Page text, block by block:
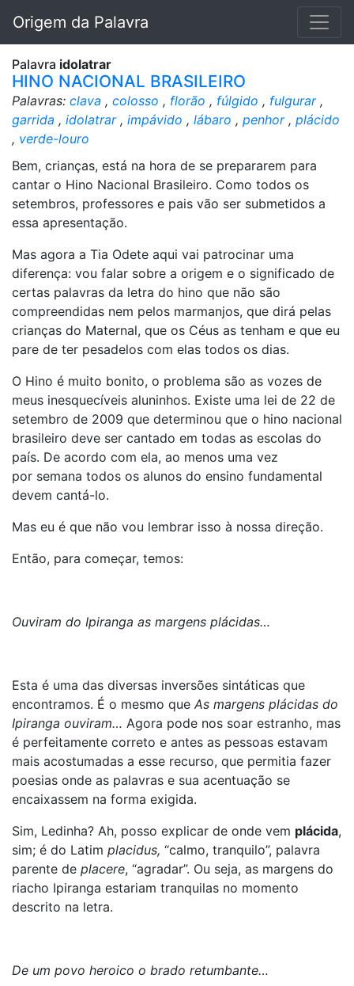
Origem da Palavra
Palavra idolatrar
HINO NACIONAL BRASILEIRO
Palavras: clava , colosso , florão , fúlgido , fulgurar,
garrida , idolatrar, impávido , lábaro , penhor, plácido
, verde-louro
Bem, crianças, está na hora de se prepararem para
cantar o Hino Nacional Brasileiro. Como todos os
setembros, professores e pais vão ser submetidos a
essa apresentação.
Mas agora a Tia Odete aqui vai patrocinar uma
diferença: vou falar sobre a origem e o significado de
certas palavras da letra do hino que não são
compreendidas nem pelos marmanjos, que dirá pelas
crianças do Maternal, que os Céus as tenham e que eu
pare de ter pesadelos com elas todos os dias.
O Hino é muito bonito, o problema são as vozes de
meus inesquecíveis aluninhos. Existe uma lei de 22 de
setembro de 2009 que determinou que o hino nacional
brasileiro deve ser cantado em todas as escolas do
país. De acordo com ela, ao menos uma vez
por semana todos os alunos do ensino fundamental
devem cantá-lo.
Mas eu é que não vou lembrar isso à nossa direção.
Então, para começar, temos:
Ouviram do Ipiranga as margens plácidas…
Esta é uma das diversas inversões sintáticas que
encontramos. É o mesmo que As margens plácidas do
Ipiranga ouviram… Agora pode nos soar estranho, mas
é perfeitamente correto e antes as pessoas estavam
mais acostumadas a esse recurso, que permitia fazer
poesias onde as palavras e sua acentuação se
encaixassem na forma exigida.
Sim, Ledinha? Ah, posso explicar de onde vem plácida,
sim; é do Latim placidus, “calmo, tranquilo”, palavra
parente de placere, “agradar”. Ou seja, as margens do
riacho Ipiranga estariam tranquilas no momento
descrito na letra.
De um povo heroico o brado retumbante…